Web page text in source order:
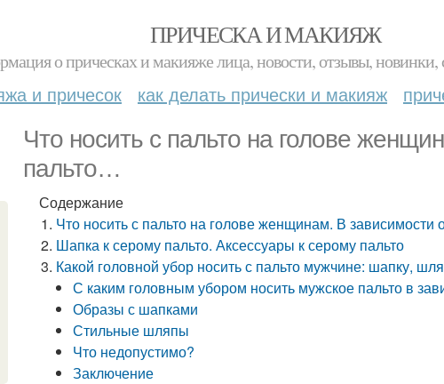
ПРИЧЕСКА И МАКИЯЖ
о прическах и макияже лица, новости, отзывы, новинки,
и причесок как делать прически и макияж
Что носить с пальто на голове
пальто…
Содержание
Что носить с пальто на голове женщинам. В зависимости
Шапка к серому пальто. Аксессуары к серому пальто
Какой головной убор носить с пальто мужчине: шапку,
С каким головным убором носить мужское пальто в
Образы с шапками
Стильные шляпы
Что недопустимо?
Заключение